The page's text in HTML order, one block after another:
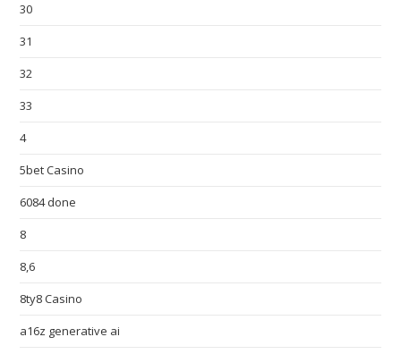
30
31
32
33
4
5bet Casino
6084 done
8
8,6
8ty8 Casino
a16z generative ai